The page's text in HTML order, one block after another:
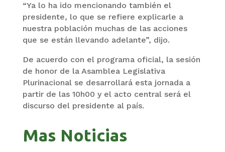
“Ya lo ha ido mencionando también el
presidente, lo que se refiere explicarle a
nuestra población muchas de las acciones
que se están llevando adelante”, dijo.
De acuerdo con el programa oficial, la sesión
de honor de la Asamblea Legislativa
Plurinacional se desarrollará esta jornada a
partir de las 10h00 y el acto central será el
discurso del presidente al país.
Mas Noticias